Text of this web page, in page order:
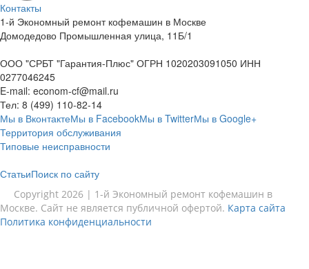
Контакты
1-й Экономный ремонт кофемашин в Москве
Домодедово Промышленная улица, 11Б/1
ООО "СРБТ "Гарантия-Плюс" ОГРН 1020203091050 ИНН
0277046245
E-mail: econom-cf@mail.ru
Тел: 8 (499) 110-82-14
Мы в ВконтактеМы в FacebookМы в TwitterМы в Google+
Территория обслуживания
Типовые неисправности
СтатьиПоиск по сайту
Copyright 2026 | 1-й Экономный ремонт кофемашин в
Москве. Сайт не является публичной офертой. Карта сайта
Политика конфиденциальности